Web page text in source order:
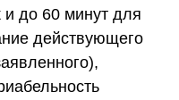
и до 60 минут для
действующего